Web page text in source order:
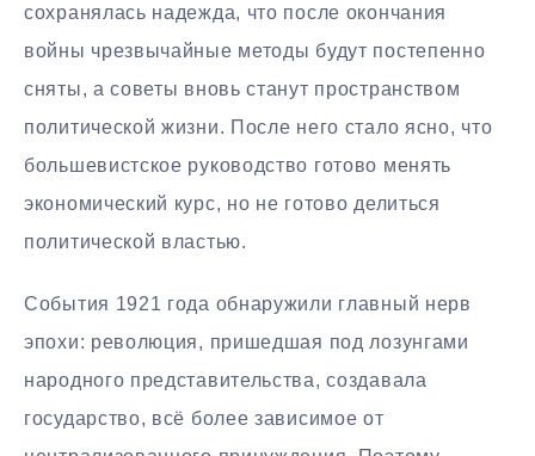
сохранялась надежда, что после окончания
войны чрезвычайные методы будут постепенно
сняты, а советы вновь станут пространством
политической жизни. После него стало ясно, что
большевистское руководство готово менять
экономический курс, но не готово делиться
политической властью.
События 1921 года обнаружили главный нерв
эпохи: революция, пришедшая под лозунгами
народного представительства, создавала
государство, всё более зависимое от